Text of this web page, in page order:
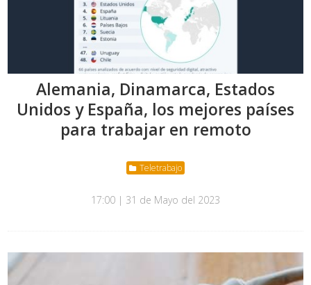
Alemania, Dinamarca, Estados
Unidos y España, los mejores países
para trabajar en remoto
Teletrabajo
17:00 | 31 de Mayo del 2023